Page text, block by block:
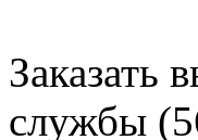
Заказать
службы